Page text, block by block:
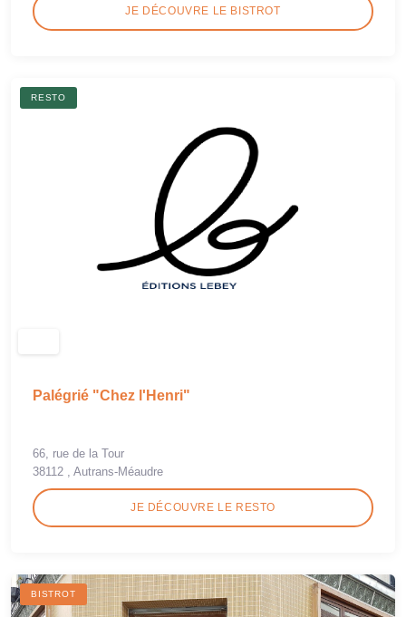
JE DÉCOUVRE LE BISTROT
RESTO
Palégrié "Chez l'Henri"
66, rue de la Tour
38112 , Autrans-Méaudre
JE DÉCOUVRE LE RESTO
BISTROT